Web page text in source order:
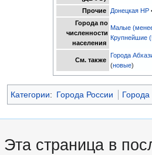
Прочие Донецкая НР
Города по
численности
населения
Малые
Крупнейшие
См. также
Города
(новые)
Категории: Города России Города
Эта страница в